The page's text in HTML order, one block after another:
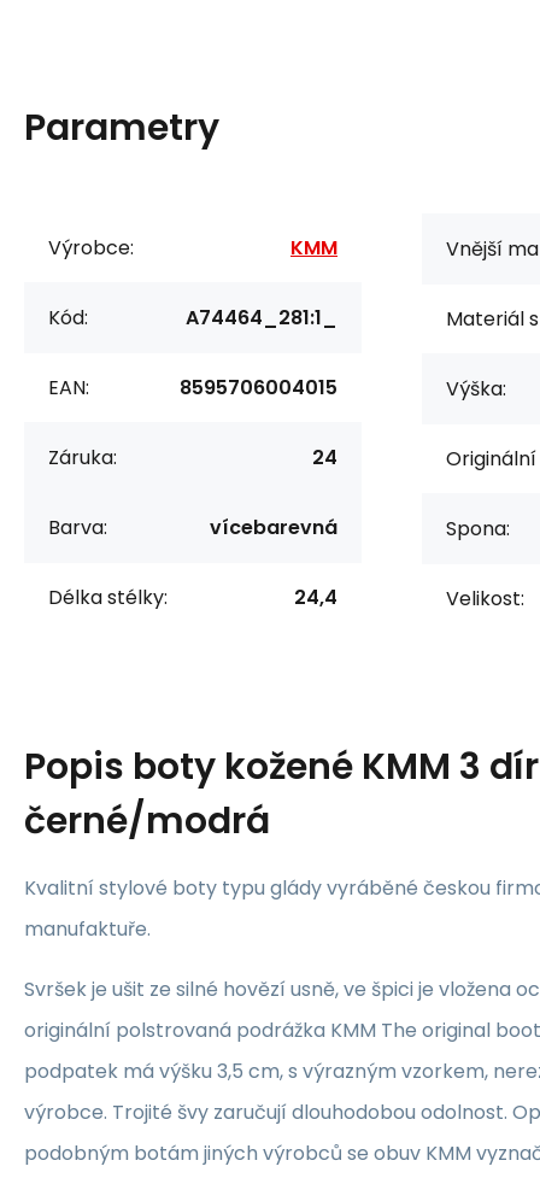
Parametry
Výrobce: KMM
Kód: A74464_281:1_
EAN: 8595706004015
Záruka: 24
Barva: vícebarevná
Délka stélky: 24,4
Vnější
Materiál
Výška:
Spona:
Velikost:
Popis boty kožené KMM 3
černé/modrá
Kvalitní stylové boty typu glády vyráběné českou
manufaktuře.
Svršek je ušit ze silné hovězí usně, ve špici je vložena
originální polstrovaná podrážka KMM The original
podpatek má výšku 3,5 cm, s výrazným vzorkem,
výrobce. Trojité švy zaručují dlouhodobou odolnost.
podobným botám jiných výrobců se obuv KMM